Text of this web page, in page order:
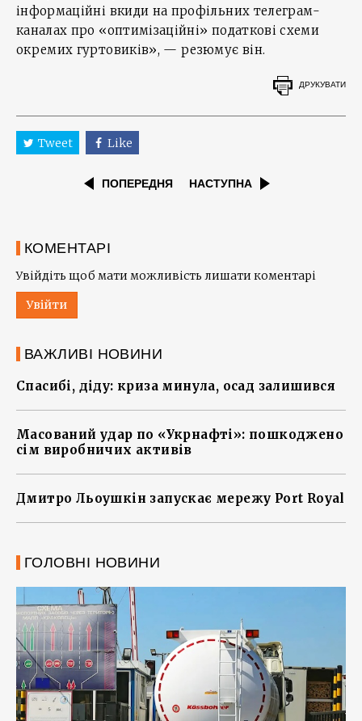
інформаційні вкиди на профільних телеграм-
каналах про «оптимізаційні» податкові схеми
окремих гуртовиків», — резюмує він.
ДРУКУВАТИ
Tweet Like
ПОПЕРЕДНЯ НАСТУПНА
КОМЕНТАРІ
Увійдіть щоб мати можливість лишати коментарі
Увійти
ВАЖЛИВІ НОВИНИ
Спасибі, діду: криза минула, осад залишився
Масований удар по «Укрнафті»: пошкоджено
сім виробничих активів
Дмитро Льоушкін запускає мережу Port Royal
ГОЛОВНІ НОВИНИ